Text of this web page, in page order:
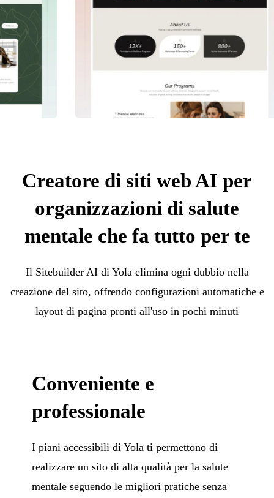
Creatore di siti web AI per
organizzazioni di salute
mentale che fa tutto per te
Il Sitebuilder AI di Yola elimina ogni dubbio nella
creazione del sito, offrendo configurazioni automatiche e
layout di pagina pronti all'uso in pochi minuti
Conveniente e
professionale
I piani accessibili di Yola ti permettono di
realizzare un sito di alta qualità per la salute
mentale seguendo le migliori pratiche senza